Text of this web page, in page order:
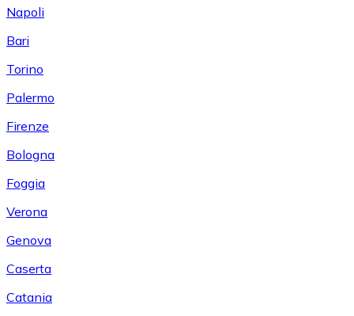
Napoli
Bari
Torino
Palermo
Firenze
Bologna
Foggia
Verona
Genova
Caserta
Catania